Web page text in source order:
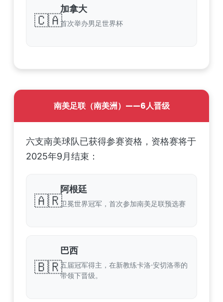
🇨🇦
加拿大
首次举办男足世界杯
南美足联（南美洲）——6人晋级
六支南美球队已获得参赛资格，资格赛将于
2025年9月结束：
🇦🇷
阿根廷
卫冕世界冠军，首次参加南美足联预选赛
🇧🇷
巴西
五届冠军得主，在新教练卡洛·安切洛蒂的
带领下晋级。